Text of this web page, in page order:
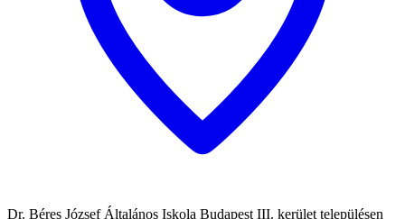
Dr. Béres József Általános Iskola Budapest III. kerület településen